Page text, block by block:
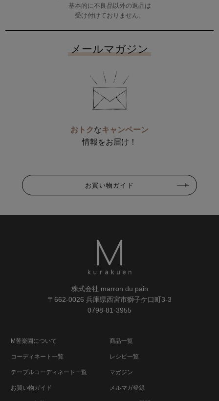
基本的に不良品以外の返品は
受け付けておりません。
メールマガジン
おトクなキャンペーン
情報をお届け！
お買い物ガイド
株式会社 marron du pain
〒662-0026 兵庫県西宮市獅子ケ口町3-3
0798-81-3955
M苦楽園について 商品一覧
コーディネート一覧 レシピ一覧
テーブルコーディネート一覧 マガジン
お買い物ガイド メルマガ登録